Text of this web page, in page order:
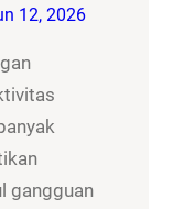
12, 2026
gangguan